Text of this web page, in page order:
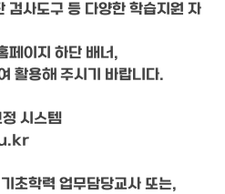
사도구 등 다양한 학습지원 자
페이지 하단 배너,
활용해 주시기 바랍니다.
시스템
초학력 업무담당교사 또는,